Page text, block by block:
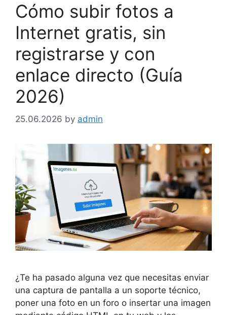
Cómo subir fotos a
Internet gratis, sin
registrarse y con
enlace directo (Guía
2026)
25.06.2026 by admin
¿Te ha pasado alguna vez que necesitas enviar
una captura de pantalla a un soporte técnico,
poner una foto en un foro o insertar una imagen